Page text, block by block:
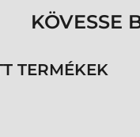
KÖVESSE
TERMÉKEK